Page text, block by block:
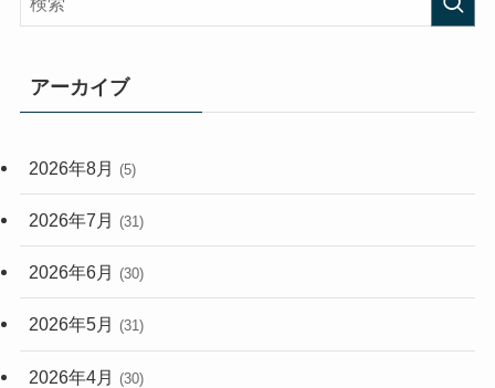
(33)
(248)
アーカイブ
2026年8月 (5)
2026年7月 (31)
2026年6月 (30)
2026年5月 (31)
2026年4月 (30)